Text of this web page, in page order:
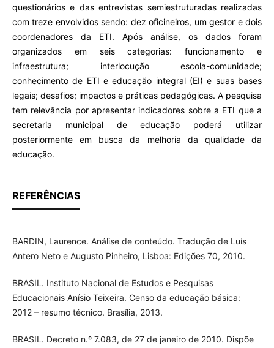
questionários e das entrevistas semiestruturadas realizadas
com treze envolvidos sendo: dez oficineiros, um gestor e dois
coordenadores da ETI. Após análise, os dados foram
organizados em seis categorias: funcionamento e
infraestrutura; interlocução escola-comunidade;
conhecimento de ETI e educação integral (EI) e suas bases
legais; desafios; impactos e práticas pedagógicas. A pesquisa
tem relevância por apresentar indicadores sobre a ETI que a
secretaria municipal de educação poderá utilizar
posteriormente em busca da melhoria da qualidade da
educação.
REFERÊNCIAS
BARDIN, Laurence. Análise de conteúdo. Tradução de Luís
Antero Neto e Augusto Pinheiro, Lisboa: Edições 70, 2010.
BRASIL. Instituto Nacional de Estudos e Pesquisas
Educacionais Anísio Teixeira. Censo da educação básica:
2012 – resumo técnico. Brasília, 2013.
BRASIL. Decreto n.º 7.083, de 27 de janeiro de 2010. Dispõe